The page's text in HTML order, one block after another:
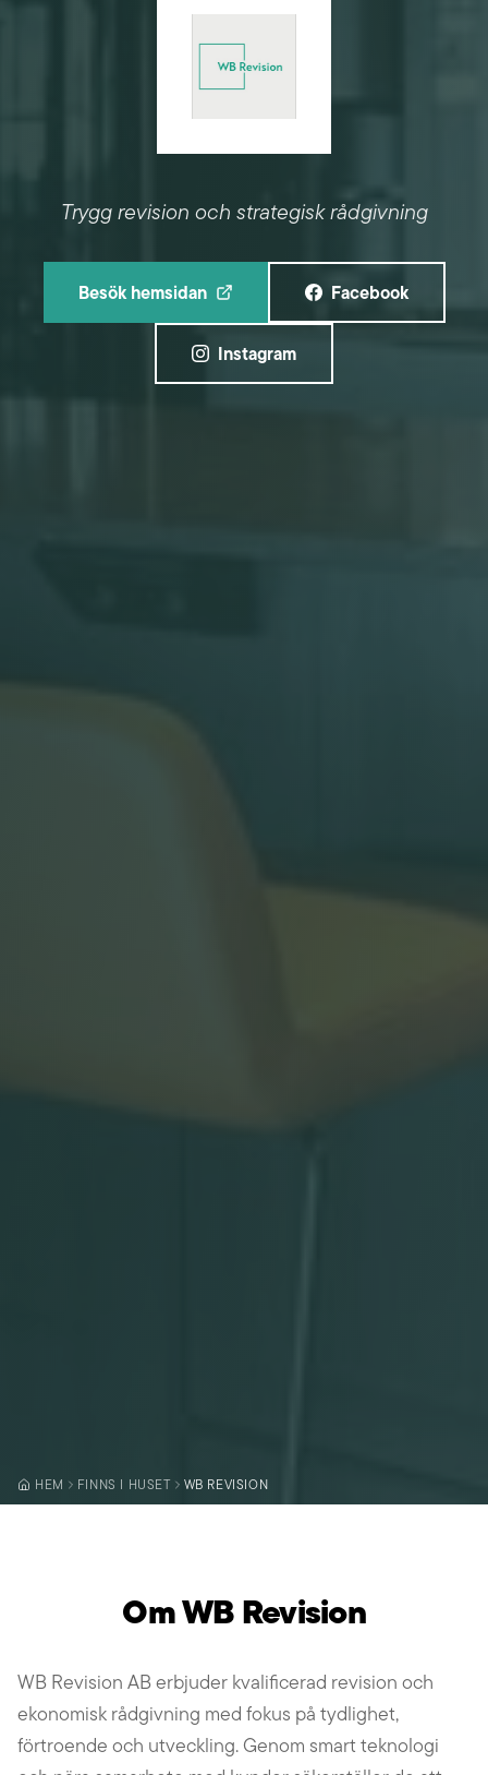
Trygg revision och strategisk rådgivning
Besök hemsidan Facebook
Instagram
HEM FINNS I HUSET WB REVISION
Om WB Revision
WB Revision AB erbjuder kvalificerad revision och
ekonomisk rådgivning med fokus på tydlighet,
förtroende och utveckling. Genom smart teknologi